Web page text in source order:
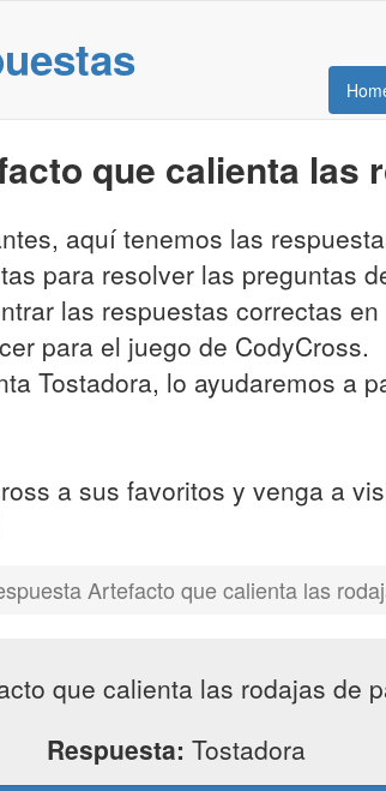
que calienta las
aquí tenemos las
para resolver las preguntas
las respuestas correctas
para el juego de CodyCross.
Tostadora, lo ayudaremos a
a sus favoritos y venga a
Artefacto que calienta las
que calienta las rodajas de
Respuesta: Tostadora